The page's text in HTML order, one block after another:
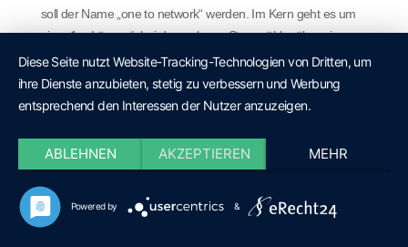
soll der Name „one to network“ werden. Im Kern geht es um
eine „1:n-Lösung“, bei der mehrere Stromzähler über ein
Funkprotokoll an ein einziges Smart Meter Gateway
angebunden werden. Für die Wirtschaftlichkeit des Smart
Meter Rollouts und damit auch die Digitalisierung der
Funklösung gemeinsam mit der EnBW-Verteilnetztochter
Netze BW entwickelt. Weitere Partner im Netzwerk sind die
Stadtwerke Karlsruhe Netzservice sowie Stromnetz Hamburg.
Das Know-how der Partner und ihre Erfahrungen mit dem
Diese Seite nutzt Website-Tracking-Technologien von Dritten, um
ihre Dienste anzubieten, stetig zu verbessern und Werbung
entsprechend den Interessen der Nutzer anzuzeigen.
ABLEHNEN AKZEPTIEREN MEHR
Powered by &